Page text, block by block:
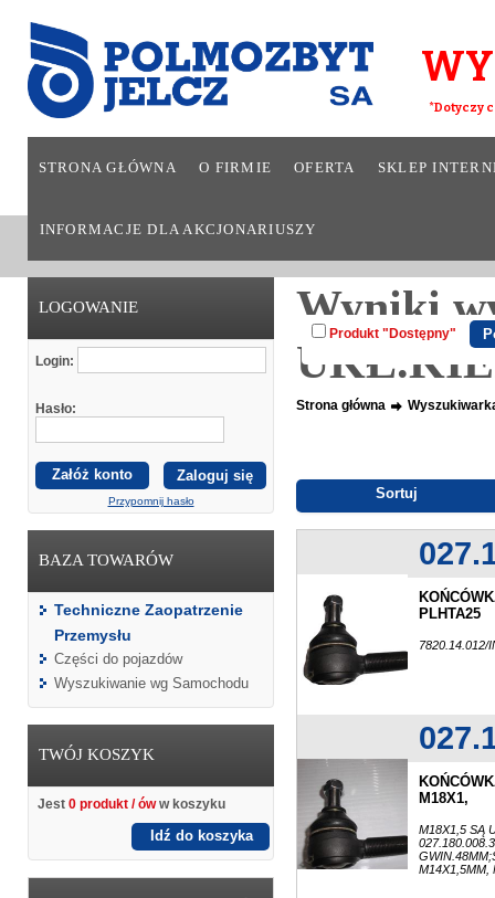
*Dotyczy
STRONA GŁÓWNA O FIRMIE OFERTA SKLEP
INFORMACJE DLA AKCJONARIUSZY
LOGOWANIE
Login:
Hasło:
Załóż konto
Przypomnij hasło
BAZA TOWARÓW
Techniczne Zaopatrzenie
Przemysłu
Części do pojazdów
Wyszukiwanie wg Samochodu
TWÓJ KOSZYK
Jest 0 produkt / óww koszyku
Idź do koszyka
Wyniki
Strona główna
Sortuj
PLHTA25
7820.14.012/
M18X1,
M18X1,5 SĄ
M14X1,5MM,
Produkt "Dostępny"